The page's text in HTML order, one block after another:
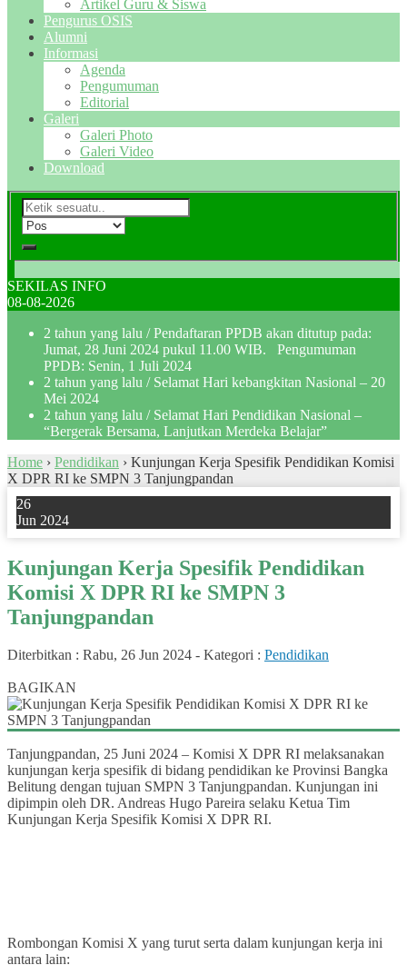
Artikel Guru & Siswa
Pengurus OSIS
Alumni
Informasi
Agenda
Pengumuman
Editorial
Galeri
Galeri Photo
Galeri Video
Download
SEKILAS INFO
08-08-2026
2 tahun yang lalu / Pendaftaran PPDB akan ditutup pada:
Jumat, 28 Juni 2024 pukul 11.00 WIB. Pengumuman
PPDB: Senin, 1 Juli 2024
2 tahun yang lalu / Selamat Hari kebangkitan Nasional – 20
Mei 2024
2 tahun yang lalu / Selamat Hari Pendidikan Nasional –
“Bergerak Bersama, Lanjutkan Merdeka Belajar”
Home › Pendidikan › Kunjungan Kerja Spesifik Pendidikan Komisi
X DPR RI ke SMPN 3 Tanjungpandan
26
Jun 2024
Kunjungan Kerja Spesifik Pendidikan
Komisi X DPR RI ke SMPN 3
Tanjungpandan
Diterbitkan : Rabu, 26 Jun 2024 - Kategori : Pendidikan
BAGIKAN
Tanjungpandan, 25 Juni 2024 – Komisi X DPR RI melaksanakan
kunjungan kerja spesifik di bidang pendidikan ke Provinsi Bangka
Belitung dengan tujuan SMPN 3 Tanjungpandan. Kunjungan ini
dipimpin oleh DR. Andreas Hugo Pareira selaku Ketua Tim
Kunjungan Kerja Spesifik Komisi X DPR RI.
Rombongan Komisi X yang turut serta dalam kunjungan kerja ini
antara lain: